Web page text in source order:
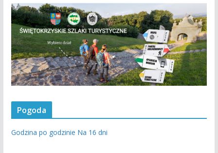
Pogoda
Godzina po godzinie Na 16 dni